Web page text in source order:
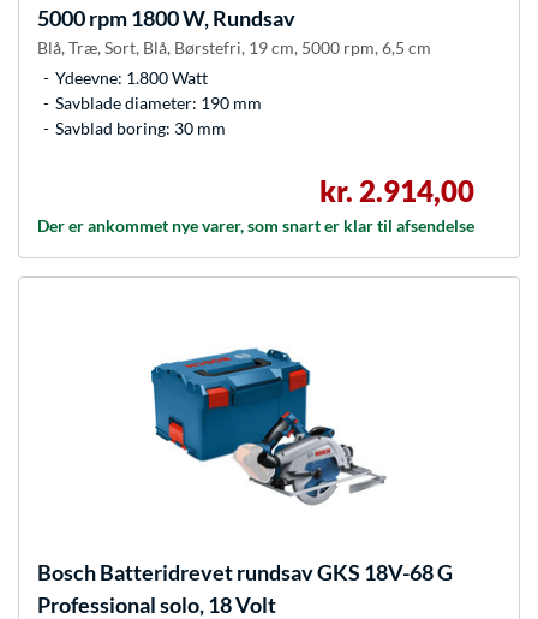
5000 rpm 1800 W, Rundsav
Blå, Træ, Sort, Blå, Børstefri, 19 cm, 5000 rpm, 6,5 cm
Ydeevne: 1.800 Watt
Savblade diameter: 190 mm
Savblad boring: 30 mm
kr. 2.914,00
Der er ankommet nye varer, som snart er klar til afsendelse
BoschBatteridrevet rundsav GKS 18V-68 G
Professional solo, 18 Volt